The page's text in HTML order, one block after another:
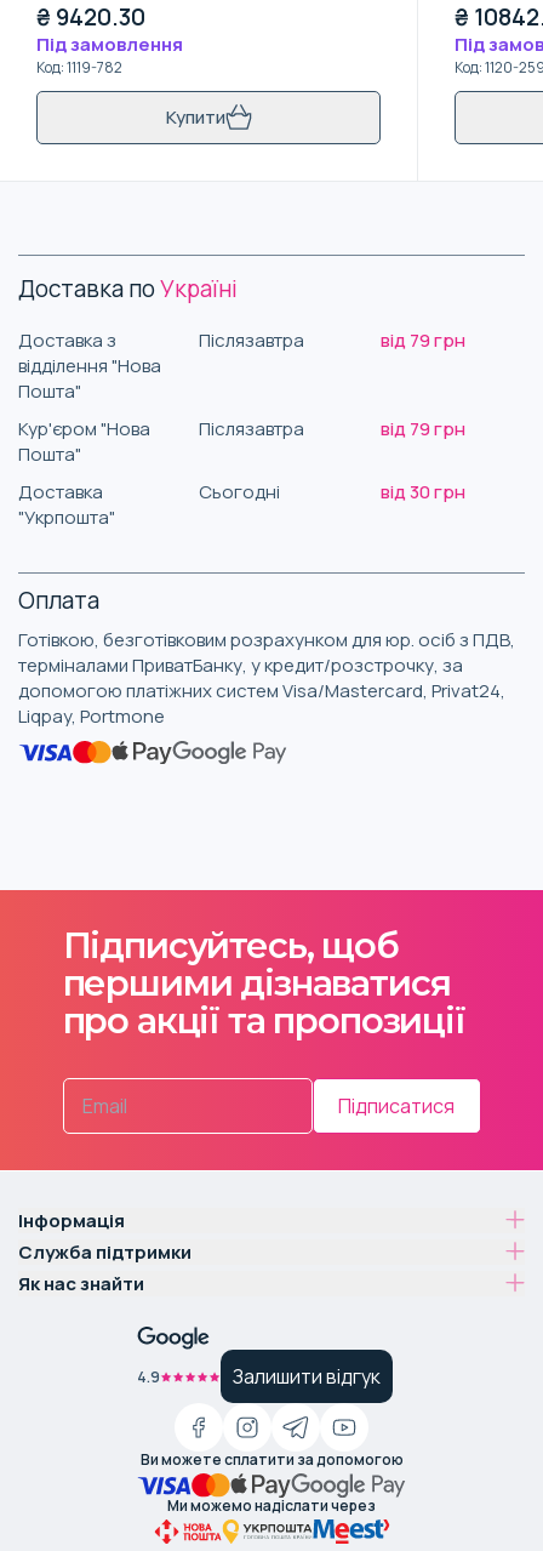
₴ 9420.30
Під замовлення
Код:1119-782
Купити
₴
Під
Код:1120-
Доставка поУкраїні
Доставка з
відділення "Нова
Пошта"
Післязавтра від 79 грн
Кур'єром "Нова
Пошта"
Післязавтра від 79 грн
Доставка
"Укрпошта"
Сьогодні від 30 грн
Оплата
Готівкою, безготівковим розрахунком для юр. осіб з ПДВ,
терміналами ПриватБанку, у кредит/розстрочку, за
допомогою платіжних систем Visa/Mastercard, Privat24,
Liqpay, Portmone
Підписуйтесь, щоб
першими дізнаватися
про акції та пропозиції
Підписатися
Інформація
Служба підтримки
Як нас знайти
4.9 Залишити відгук
Ви можете сплатити за допомогою
Ми можемо надіслати через